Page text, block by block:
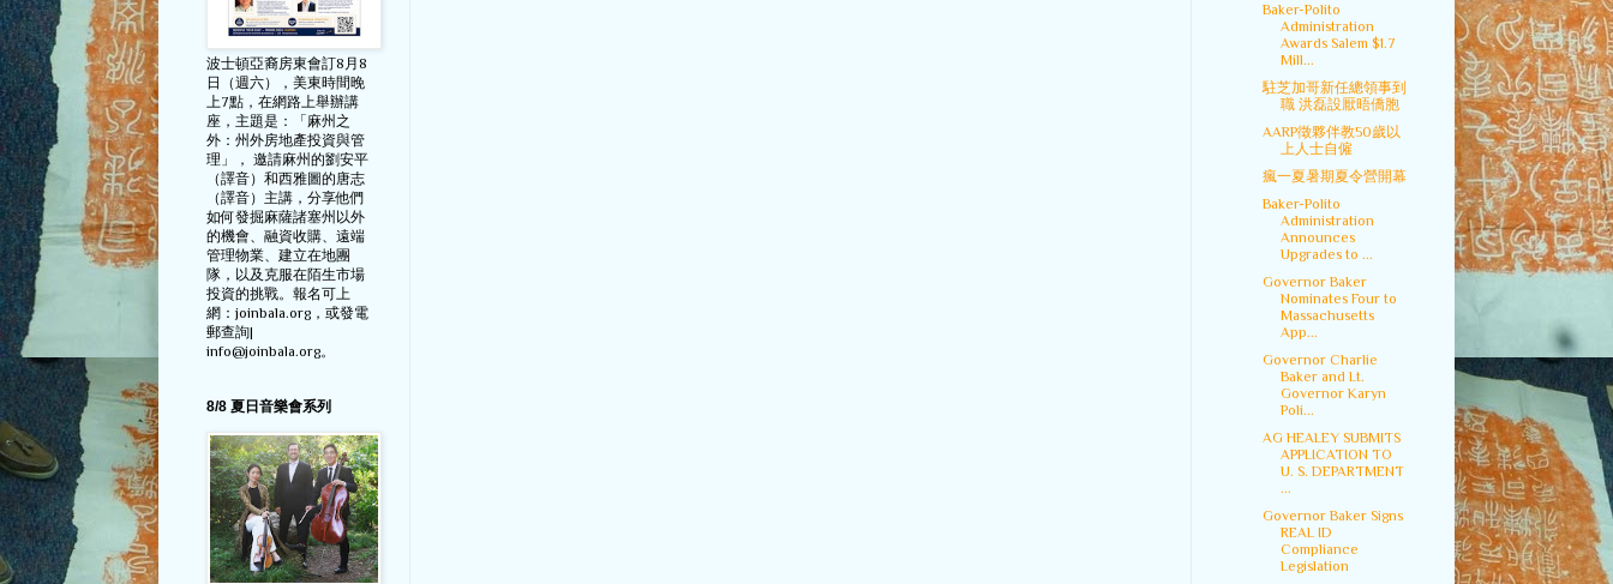
波士頓亞裔房東會訂8月8
日（週六），美東時間晚
上7點，在網路上舉辦講
座，主題是：「麻州之
外：州外房地產投資與管
理」， 邀請麻州的劉安平
（譯音）和西雅圖的唐志
（譯音）主講，分享他們
如何發掘麻薩諸塞州以外
的機會、融資收購、遠端
管理物業、建立在地團
隊，以及克服在陌生市場
投資的挑戰。報名可上
網：joinbala.org，或發電
郵查詢|
info@joinbala.org。
8/8 夏日音樂會系列
Baker-Polito
Administration
Awards Salem $1.7
Mill...
駐芝加哥新任總領事到
職 洪磊設厭晤僑胞
AARP徵夥伴教50歲以
上人士自僱
瘋一夏暑期夏令營開幕
Baker-Polito
Administration
Announces
Upgrades to ...
Governor Baker
Nominates Four to
Massachusetts
App...
Governor Charlie
Baker and Lt.
Governor Karyn
Poli...
AG HEALEY SUBMITS
APPLICATION TO
U. S. DEPARTMENT
...
Governor Baker Signs
REAL ID
Compliance
Legislation